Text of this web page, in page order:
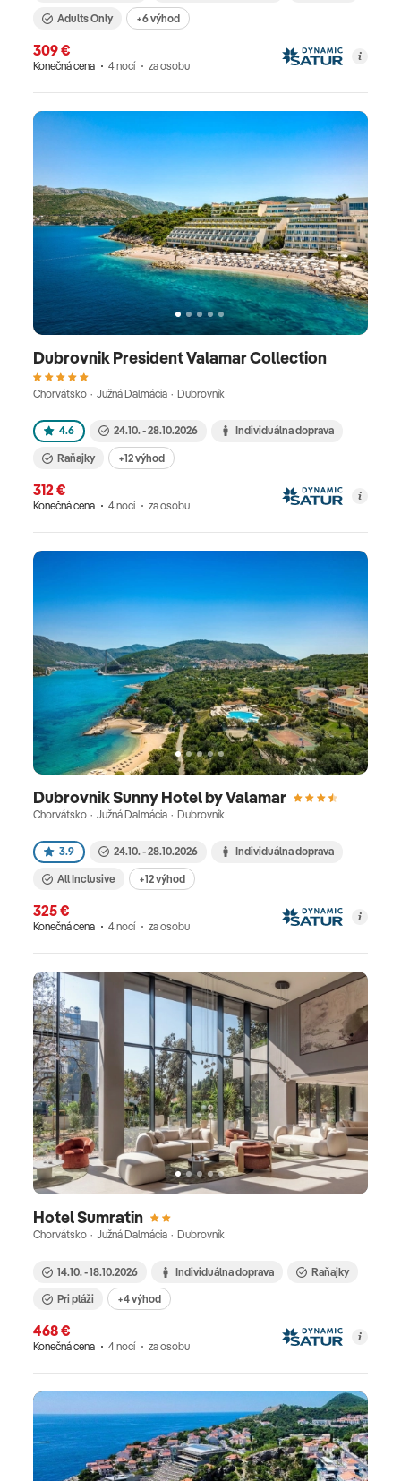
Adults Only
+6 výhod
309 €
Konečná cena 4 nocí za osobu
Dubrovnik President Valamar Collection
Chorvátsko · Južná Dalmácia · Dubrovník
4.6 24.10. - 28.10.2026 Individuálna doprava
Raňajky +12 výhod
312 €
Konečná cena 4 nocí za osobu
Dubrovnik Sunny Hotel by Valamar
Chorvátsko · Južná Dalmácia · Dubrovník
3.9 24.10. - 28.10.2026 Individuálna doprava
All Inclusive +12 výhod
325 €
Konečná cena 4 nocí za osobu
Hotel Sumratin
Chorvátsko · Južná Dalmácia · Dubrovník
14.10. - 18.10.2026 Individuálna doprava
Raňajky
Pri pláži
+4 výhod
468 €
Konečná cena 4 nocí za osobu